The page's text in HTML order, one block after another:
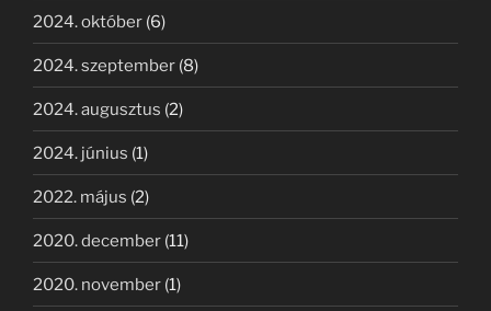
2024. október (6)
2024. szeptember (8)
2024. augusztus (2)
2024. június (1)
2022. május (2)
2020. december (11)
2020. november (1)